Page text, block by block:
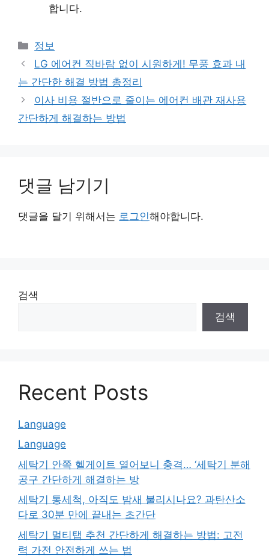
합니다.
카
테
리
정보
LG 에어컨 직바람 없이 시원하게! 무풍 효과 내
는 간단한 해결 방법 총정리
이사 비용 절반으로 줄이는 에어컨 배관 재사용
간단하게 해결하는 방법
댓글 남기기
댓글을 달기 위해서는 로그인해야합니다.
검색
검색
Recent Posts
Language
Language
세탁기 안쪽 헬게이트 열어보니 충격… ‘세탁기 분해
공구 간단하게 해결하는 방
세탁기 통세척, 아직도 밤새 불리시나요? 과탄산소
다로 30분 만에 끝내는 초간단
세탁기 멀티탭 추천 간단하게 해결하는 방법: 고전
력 가전 안전하게 쓰는 법